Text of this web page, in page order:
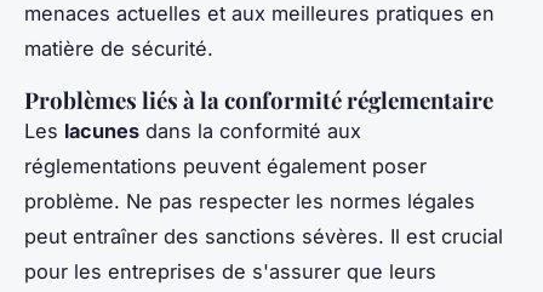
menaces actuelles et aux meilleures pratiques en
matière de sécurité.
Problèmes liés à la conformité réglementaire
Les lacunes dans la conformité aux
réglementations peuvent également poser
problème. Ne pas respecter les normes légales
peut entraîner des sanctions sévères. Il est crucial
pour les entreprises de s'assurer que leurs